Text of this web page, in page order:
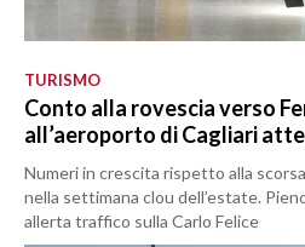
TURISMO
Conto alla rovescia verso
all’aeroporto di Cagliari
Numeri in crescita rispetto alla
nella settimana clou dell’estate.
allerta traffico sulla Carlo Felice